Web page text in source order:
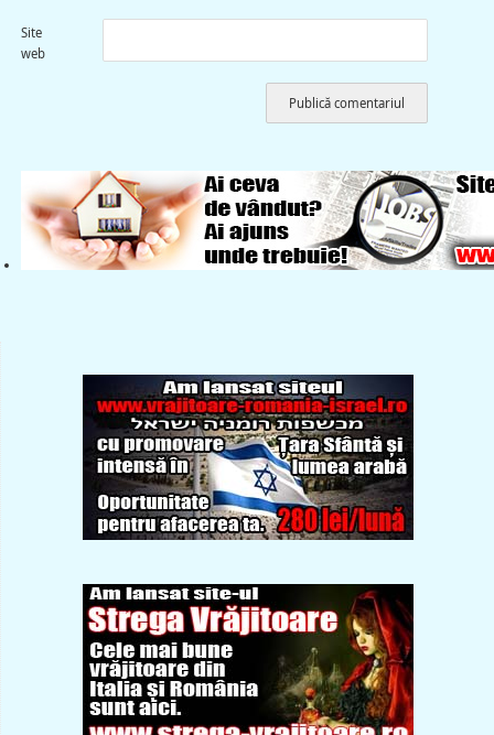
Site
web